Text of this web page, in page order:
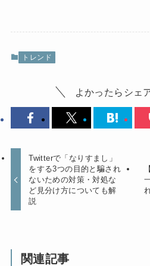
トレンド
よかったらシェ
Twitterで「なりすまし」
をする3つの目的と騙され
ないための対策・対処な
ど見分け方についても解
説
関連記事